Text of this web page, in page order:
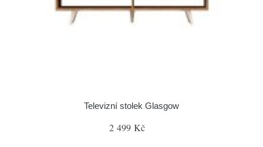
Televizní stolek Glasgow
2 499 Kč